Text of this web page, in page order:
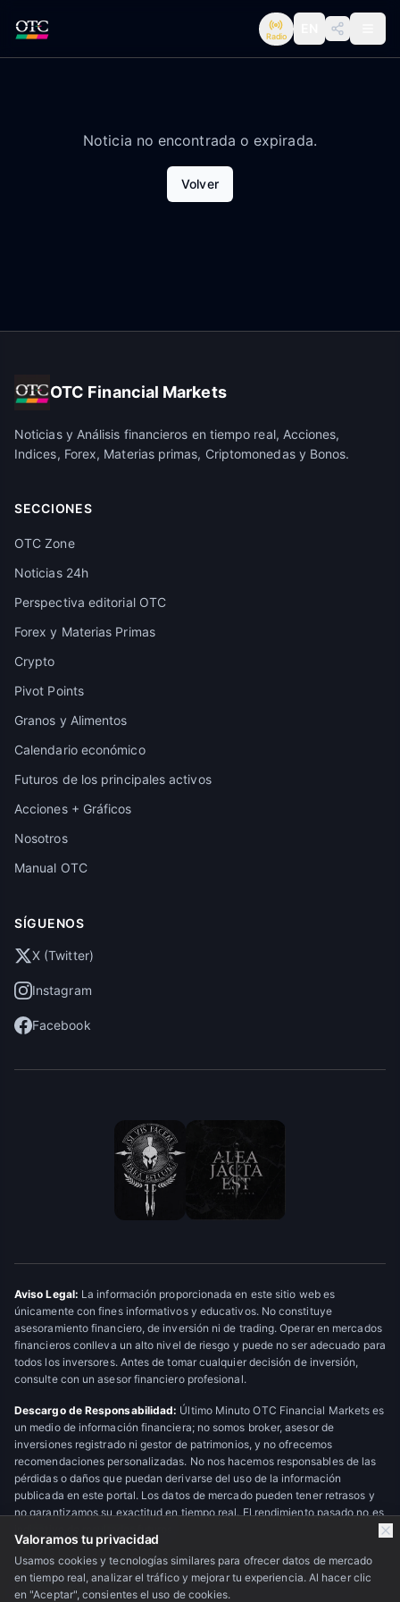
Radio
Noticia no encontrada o expirada.
Volver
OTC Financial Markets
Noticias y Análisis financieros en tiempo real, Acciones,
Indices, Forex, Materias primas, Criptomonedas y Bonos.
SECCIONES
OTC Zone
Noticias 24h
Perspectiva editorial OTC
Forex y Materias Primas
Crypto
Pivot Points
Granos y Alimentos
Calendario económico
Futuros de los principales activos
Acciones + Gráficos
Nosotros
Manual OTC
SÍGUENOS
X (Twitter)
Instagram
Facebook
Aviso Legal: La información proporcionada en este sitio web es
únicamente con fines informativos y educativos. No constituye
asesoramiento financiero, de inversión ni de trading. Operar en mercados
financieros conlleva un alto nivel de riesgo y puede no ser adecuado para
todos los inversores. Antes de tomar cualquier decisión de inversión,
consulte con un asesor financiero profesional.
Descargo de Responsabilidad: Último Minuto OTC Financial Markets es
un medio de información financiera; no somos broker, asesor de
inversiones registrado ni gestor de patrimonios, y no ofrecemos
recomendaciones personalizadas. No nos hacemos responsables de las
pérdidas o daños que puedan derivarse del uso de la información
publicada en este portal. Los datos de mercado pueden tener retrasos y
no garantizamos su exactitud en tiempo real. El rendimiento pasado no es
© 2026 Último Minuto OTC Financial Markets. Todos los derechos
Valoramos tu privacidad
Usamos cookies y tecnologías similares para ofrecer datos de mercado
en tiempo real, analizar el tráfico y mejorar tu experiencia. Al hacer clic
en "Aceptar", consientes el uso de cookies.